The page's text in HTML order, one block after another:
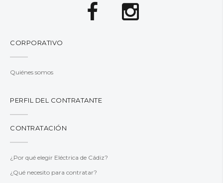
CORPORATIVO
Quiénes somos
PERFIL DEL CONTRATANTE
CONTRATACIÓN
¿Por qué elegir Eléctrica de Cádiz?
¿Qué necesito para contratar?